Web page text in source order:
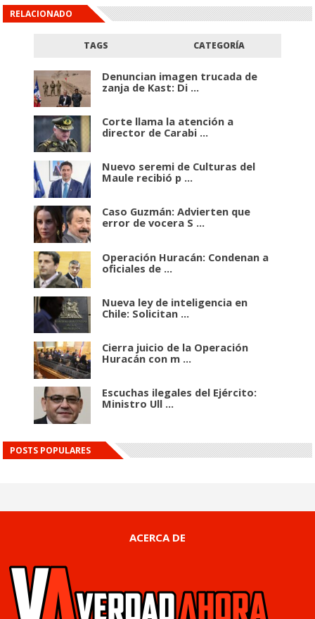
RELACIONADO
TAGS CATEGORÍA
Denuncian imagen trucada de
zanja de Kast: Di ...
Corte llama la atención a
director de Carabi ...
Nuevo seremi de Culturas del
Maule recibió p ...
Caso Guzmán: Advierten que
error de vocera S ...
Operación Huracán: Condenan a
oficiales de ...
Nueva ley de inteligencia en
Chile: Solicitan ...
Cierra juicio de la Operación
Huracán con m ...
Escuchas ilegales del Ejército:
Ministro Ull ...
POSTS POPULARES
ACERCA DE